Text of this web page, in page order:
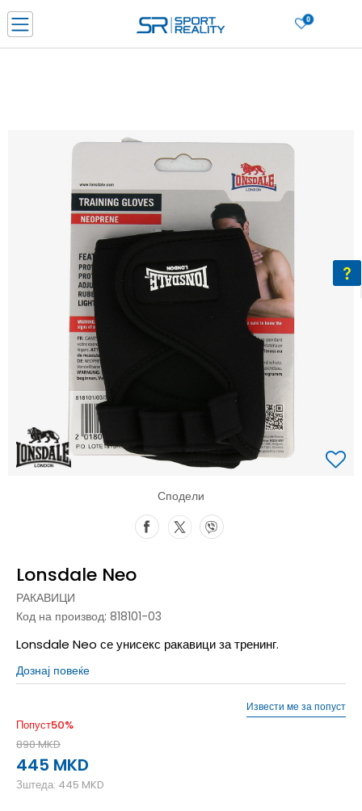
0
& COLLECT Платете со картичка online и подигнете во продавницата по ваш
ДОЗНАЈ ПОВЕЌЕ
Ценовник
Сподели
Lonsdale Neo
РАКАВИЦИ
Код на производ: 818101-03
Lonsdale Neo се унисекс ракавици за тренинг.
Дознај повеќе
Попуст50%
890MKD
445 MKD
Зштеда: 445 MKD
Извести ме за попуст